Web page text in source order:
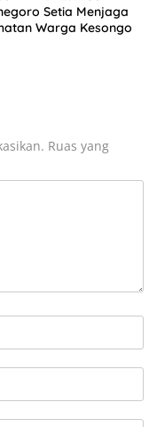
Setia Menjaga
Warga Kesongo
Ruas yang